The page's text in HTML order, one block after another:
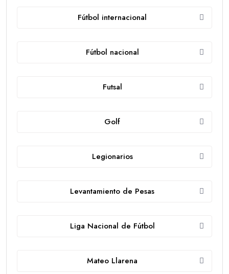
Fútbol internacional
Fútbol nacional
Futsal
Golf
Legionarios
Levantamiento de Pesas
Liga Nacional de Fútbol
Mateo Llarena